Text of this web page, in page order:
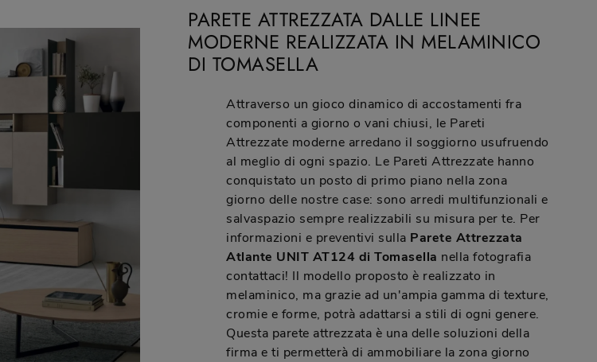
PARETE ATTREZZATA DALLE LINEE
MODERNE REALIZZATA IN MELAMINICO
DI TOMASELLA
Attraverso un gioco dinamico di accostamenti fra
componenti a giorno o vani chiusi, le Pareti
Attrezzate moderne arredano il soggiorno usufruendo
al meglio di ogni spazio. Le Pareti Attrezzate hanno
conquistato un posto di primo piano nella zona
giorno delle nostre case: sono arredi multifunzionali e
salvaspazio sempre realizzabili su misura per te. Per
informazioni e preventivi sulla Parete Attrezzata
Atlante UNIT AT124 di Tomasella nella fotografia
contattaci! Il modello proposto è realizzato in
melaminico, ma grazie ad un'ampia gamma di texture,
cromie e forme, potrà adattarsi a stili di ogni genere.
Questa parete attrezzata è una delle soluzioni della
firma e ti permetterà di ammobiliare la zona giorno